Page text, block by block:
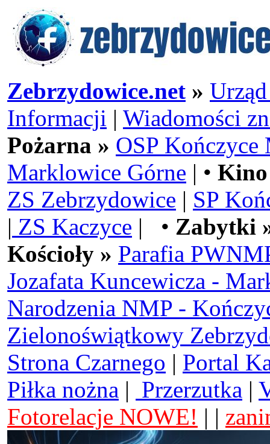
Zebrzydowice.net »
Informacji | Wiadomości
Pożarna » OSP Kończyce
Marklowice Górne | •
ZS Zebrzydowice | SP
| ZS Kaczyce | • Zabytki
Kościoły » Parafia
Jozafata Kuncewicza -
Narodzenia NMP -
Zielonoświątkowy
Strona Czarnego | Portal
Piłka nożna | Przerzutka |
Fotorelacje NOWE! | |